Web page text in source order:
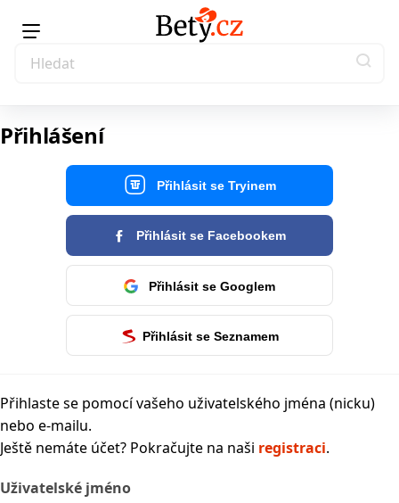
Přihlášení
Přihlásit se Tryinem
Přihlásit se Facebookem
Přihlásit se Googlem
Přihlásit se Seznamem
Přihlaste se pomocí vašeho uživatelského jména (nicku)
nebo e-mailu.
Ještě nemáte účet? Pokračujte na naši registraci.
Uživatelské jméno